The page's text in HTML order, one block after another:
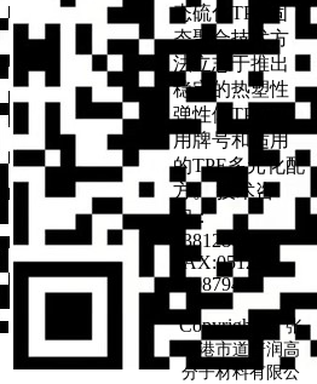
态硫化TPV固
态聚合技术方
法立志于推出
稳定的热塑性
弹性体TPV应
用牌号和适用
的TPE多元化配
方。 技术咨
询：
13812866901
FAX:0512-
67087943
Copyright ©张
家港市道普润高
分子材料有限公